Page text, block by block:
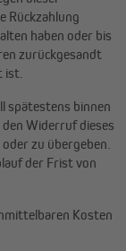
Rückzahlung
haben oder bis
zurückgesandt
ist.
spätestens binnen
den Widerruf dieses
zu übergeben.
der Frist von
Kosten